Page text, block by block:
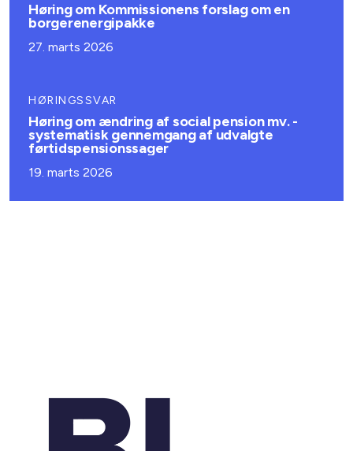
Høring om Kommissionens forslag om en
borgerenergipakke
27. marts 2026
HØRINGSSVAR
Høring om ændring af social pension mv. -
systematisk gennemgang af udvalgte
førtidspensionssager
19. marts 2026